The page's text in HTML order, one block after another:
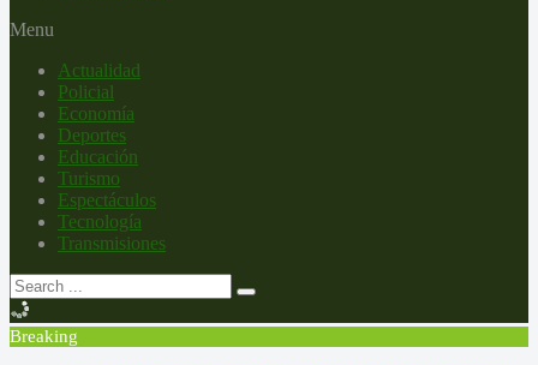
Menu
Actualidad
Policial
Economía
Deportes
Educación
Turismo
Espectáculos
Tecnología
Transmisiones
Breaking